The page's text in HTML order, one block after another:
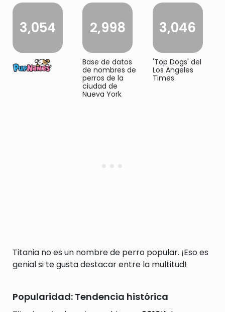
3,054 2,998
Base de datos
de nombres de
perros de la
ciudad de
Nueva York
3,046
'Top Dogs' del
Los Angeles
Times
Titania no es un nombre de perro popular. ¡Eso es
genial si te gusta destacar entre la multitud!
Popularidad: Tendencia histórica